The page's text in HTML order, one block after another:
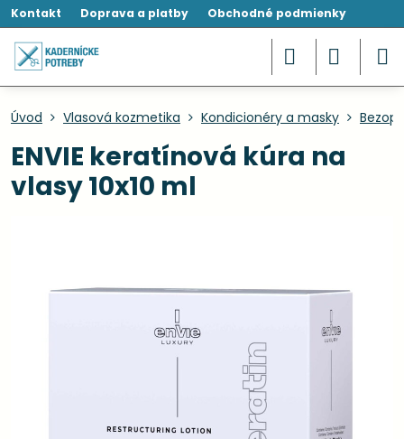
Kontakt Doprava a platby Obchodné podmienky
Úvod Vlasová kozmetika Kondicionéry a masky
ENVIE keratínová kúra na
vlasy 10x10 ml